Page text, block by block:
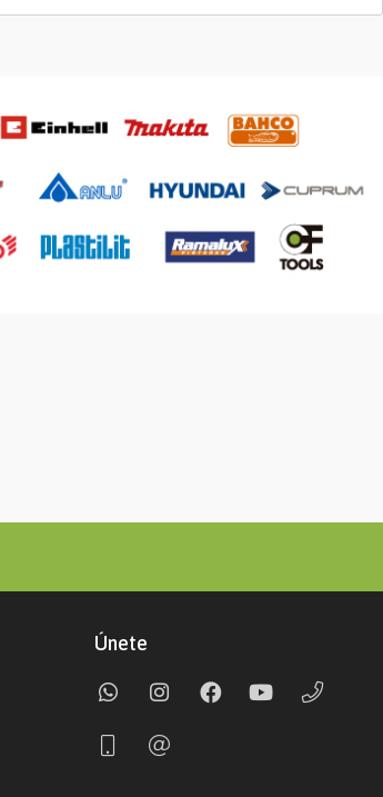
Únete